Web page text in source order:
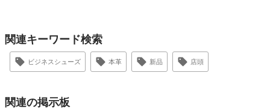
関連キーワード検索
ビジネスシューズ 本革 新品 店頭
関連の掲示板